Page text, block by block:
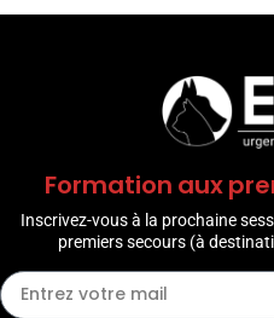
Formation aux
Inscrivez-vous à la prochaine
premiers secours (à